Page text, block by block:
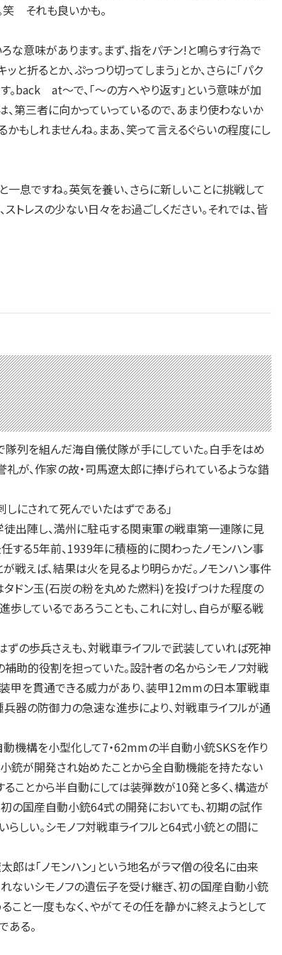
笑 それも良いかも。
味があります。まず、指をパチン!と鳴らす行為で
と折るとか、ぷっつり切ってしまう」とか、さらに「パク
す。back at～で、「～の方へやり返す」という意味が加
第三者に向かっていっているので、あまり使わないか
しれませんね。まあ、笑って言えるぐらいの程度にし
息ですね。英気を養い、さらに新しいことに挑戦して
トレスの少ない日々をお過ごしください。それでは、皆
列を組んだ海自儀仗隊が手にしていた。白手をはめ
が、作家の故・司馬遼太郎に捧げられているような錯
にされて死んでいたはずである」
出陣し、満州に駐屯する関東軍の戦車第一連隊に見
する5年前、1939年に積極的に関わったノモンハン事
戦えば、結果は火を見るより明らかだ。ノモンハン事件
ドン玉(石炭の粉を丸めた燃料)を投げつけた程度の
しているであろうことも、これに対し、自らが駆る戦
の歩兵さえも、対戦車ライフルで武装していれば死神
助的役割を担っていた。設計者の名からシモノフ対戦
甲を貫通できる威力があり、装甲12mmの日本軍戦車
器の防御力の急速な進歩により、対戦車ライフルが通
機構を小型化して7・62mmの半自動小銃SKSを作り
銃が開発され始めたことから全自動機能を持たない
ことから半自動にしては装弾数が10発と多く、構造が
の国産自動小銃64式の開発においても、初期の試作
しい。シモノフ対戦車ライフルと64式小銃との間に
は「ノモンハン」という地名がラマ僧の役名に由来
れないシモノフの遺伝子を受け継ぎ、初の国産自動小銃
と一度もなく、やがてその任を静かに終えようとして
る。